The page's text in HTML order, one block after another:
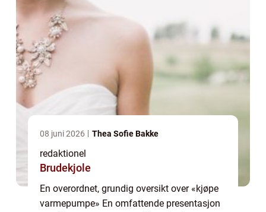
08 juni 2026 Thea Sofie Bakke
redaktionel
Brudekjole
En overordnet, grundig oversikt over «kjøpe
varmepumpe» En omfattende presentasjon